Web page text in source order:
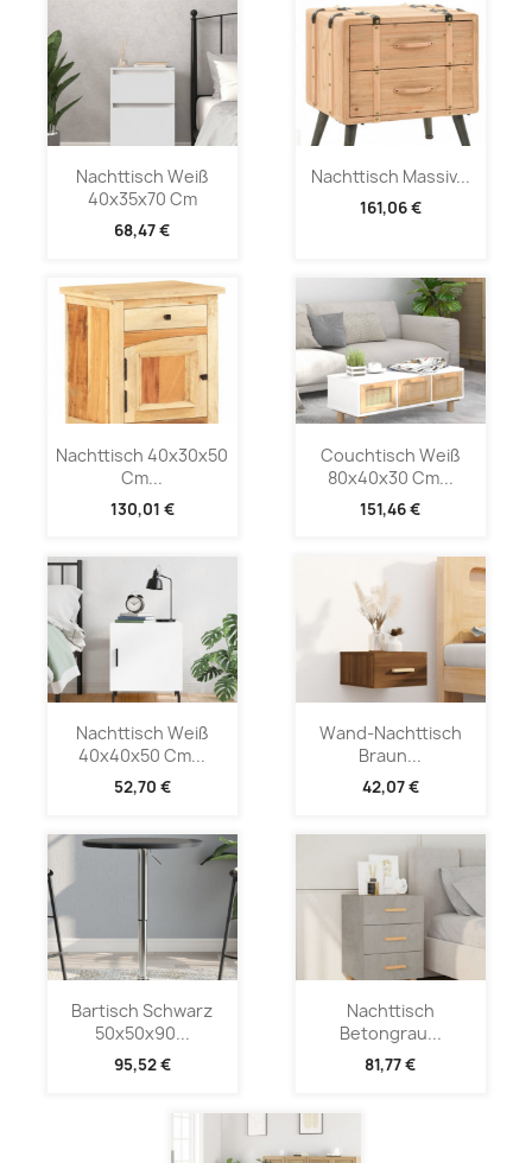
Nachttisch Weiß
40x35x70 Cm
68,47 €
Nachttisch Massiv...
161,06 €
Nachttisch 40x30x50
Cm...
130,01 €
Couchtisch Weiß
80x40x30 Cm...
151,46 €
Nachttisch Weiß
40x40x50 Cm...
52,70 €
Wand-Nachttisch
Braun...
42,07 €
Bartisch Schwarz
50x50x90...
95,52 €
Nachttisch
Betongrau...
81,77 €